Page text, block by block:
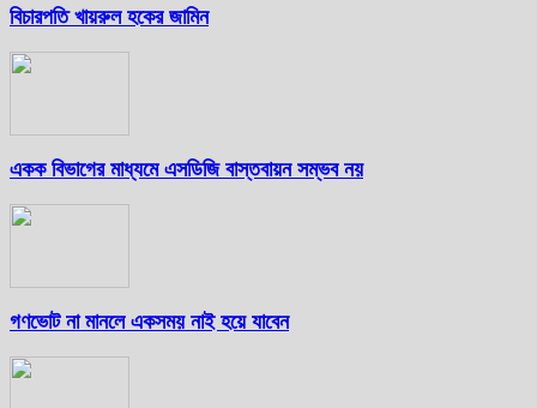
বিচারপতি খায়রুল হকের জামিন
একক বিভাগের মাধ্যমে এসডিজি বাস্তবায়ন সম্ভব নয়
গণভোট না মানলে একসময় নাই হয়ে যাবেন